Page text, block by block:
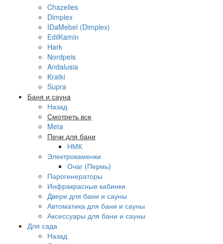
Chazelles
Dimplex
IDaMebel (Dimplex)
EdilKamin
Hark
Nordpeis
Andalusia
Kratki
Supra
Баня и сауна
Назад
Смотреть все
Meta
Печи для бани
НМК
Электрокаменки
Очаг (Пермь)
Парогенераторы
Инфракрасные кабинки
Двери для бани и сауны
Автоматика для бани и сауны
Аксессуары для бани и сауны
Для сада
Назад